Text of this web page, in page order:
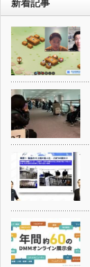
新着記事